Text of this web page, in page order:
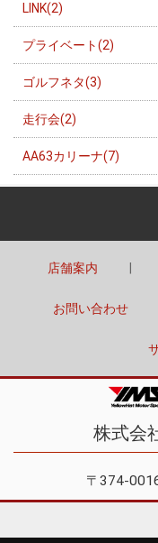
LINK(2)
プライベート(2)
ゴルフネタ(3)
走行会(2)
AA63カリーナ(7)
店舗案内
お問い合わせ
株式会
〒374-